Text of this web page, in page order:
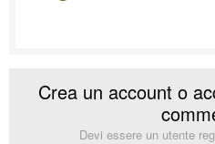
Crea un account o
Devi essere un utente